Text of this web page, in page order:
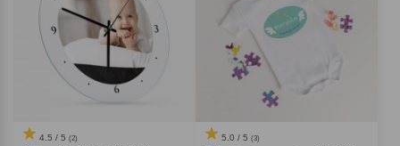
4.5 / 5 (2) 5.0 / 5 (3)